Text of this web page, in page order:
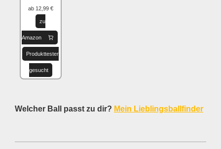
ab 12,99 €
zu
Amazon
Produkttester
gesucht
Welcher Ball passt zu dir? Mein Lieblingsballfinder